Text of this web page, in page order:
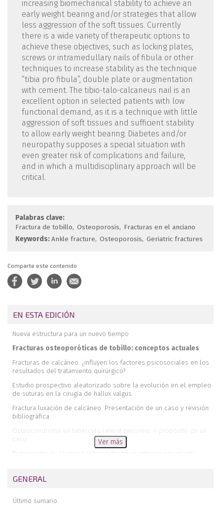
increasing biomechanical stability to achieve an
early weight bearing and/or strategies that allow
less aggression of the soft tissues. Currently
there is a wide variety of therapeutic options to
achieve these objectives, such as locking plates,
screws or intramedullary nails of fibula or other
techniques to increase stability as the technique
“tibia pro fibula”, double plate or augmentation
with cement. The tibio-talo-calcaneus nail is an
excellent option in selected patients with low
functional demand, as it is a technique with little
aggression of soft tissues and sufficient stability
to allow early weight bearing. Diabetes and/or
neuropathy supposes a special situation with
even greater risk of complications and failure,
and in which a multidisciplinary approach will be
critical.
Palabras clave:
Fractura de tobillo Osteoporosis
Fracturas en el anciano
Keywords:Ankle fracture Osteoporosis Geriatric fractures
Comparte este contenido
EN ESTA EDICIÓN
Nueva estructura para un nuevo tiempo
Fracturas osteoporóticas de tobillo: conceptos actuales
Fracturas de calcáneo: ¿influyen los factores psicosociales en los
resultados del tratamiento quirúrgico?
Estudio prospectivo aleatorizado sobre la evolución en el empleo
de suturas en la cirugía de hallux valgus
Fractura luxación de calcáneo. Presentación de un caso y revisión
bibliográfica
Osteocondroma en tubérculo lateral peroneo. A propósito de un
Tratamiento de la rotura crónica del tibial anterior con plastia
Comentario a Tratamiento de la rotura crónica del tibial anterior
con plastia tendinosa
Memoria de mi estancia formativa en la Unidad de Pie y Tobillo del
Ver más
GENERAL
Último sumario